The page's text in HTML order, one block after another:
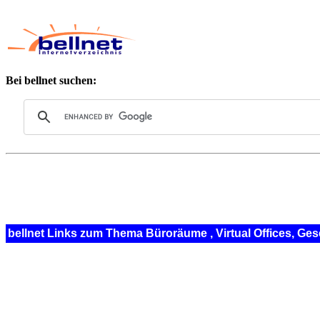
Bei bellnet suchen:
bellnet Links zum Thema Büroräume , Virtual Offices,